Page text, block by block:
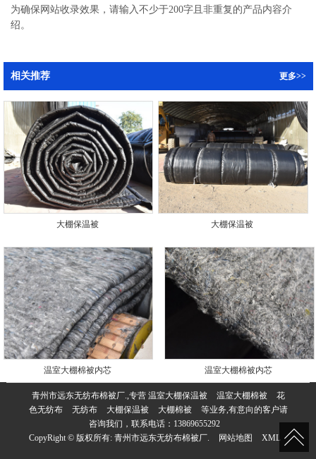
为确保网站收录效果，请输入不少于200字且非重复的产品内容介
绍。
相关推荐 更多>>
大棚保温被 大棚保温被
温室大棚棉被内芯 温室大棚棉被内芯
青州市远东无纺布棉被厂.,专营 温室大棚保温被 温室大棚棉被
花
色无纺布
无纺布 大棚保温被 大棚棉被
等业务,有意向的客户请
咨询我们，联系电话： 13869655292
CopyRight © 版权所有: 青州市远东无纺布棉被厂. 网站地图 XML